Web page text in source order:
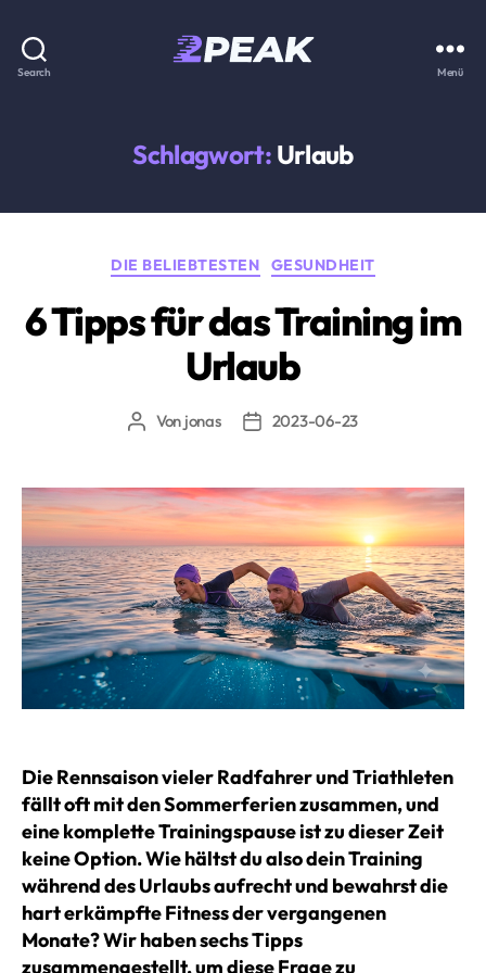
Search Menü
Schlagwort: Urlaub
Kategorien
DIE BELIEBTESTEN GESUNDHEIT
6 Tipps für das Training im
Urlaub
Beitragsautor
Von jonas Beitragsdatum
2023-06-23
Die Rennsaison vieler Radfahrer und Triathleten
fällt oft mit den Sommerferien zusammen, und
eine komplette Trainingspause ist zu dieser Zeit
keine Option. Wie hältst du also dein Training
während des Urlaubs aufrecht und bewahrst die
hart erkämpfte Fitness der vergangenen
Monate? Wir haben sechs Tipps
zusammengestellt, um diese Frage zu